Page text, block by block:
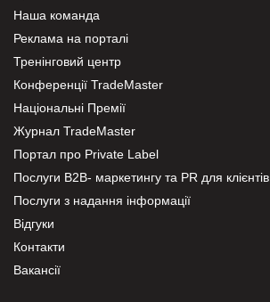
Наша команда
Реклама на порталі
Тренінговий центр
Конференції TradeMaster
Національні Премії
Журнал TradeMaster
Портал про Private Label
Послуги В2В- маркетингу та PR для клієнтів
Послуги з надання інформації
Відгуки
Контакти
Вакансії